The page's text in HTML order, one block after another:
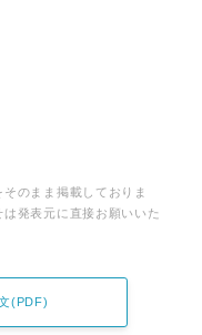
のまま掲載しておりま
発表元に直接お願いいた
(PDF)